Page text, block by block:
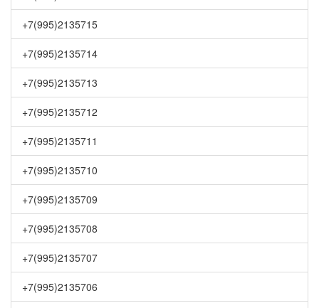
+7(995)2135715
+7(995)2135714
+7(995)2135713
+7(995)2135712
+7(995)2135711
+7(995)2135710
+7(995)2135709
+7(995)2135708
+7(995)2135707
+7(995)2135706